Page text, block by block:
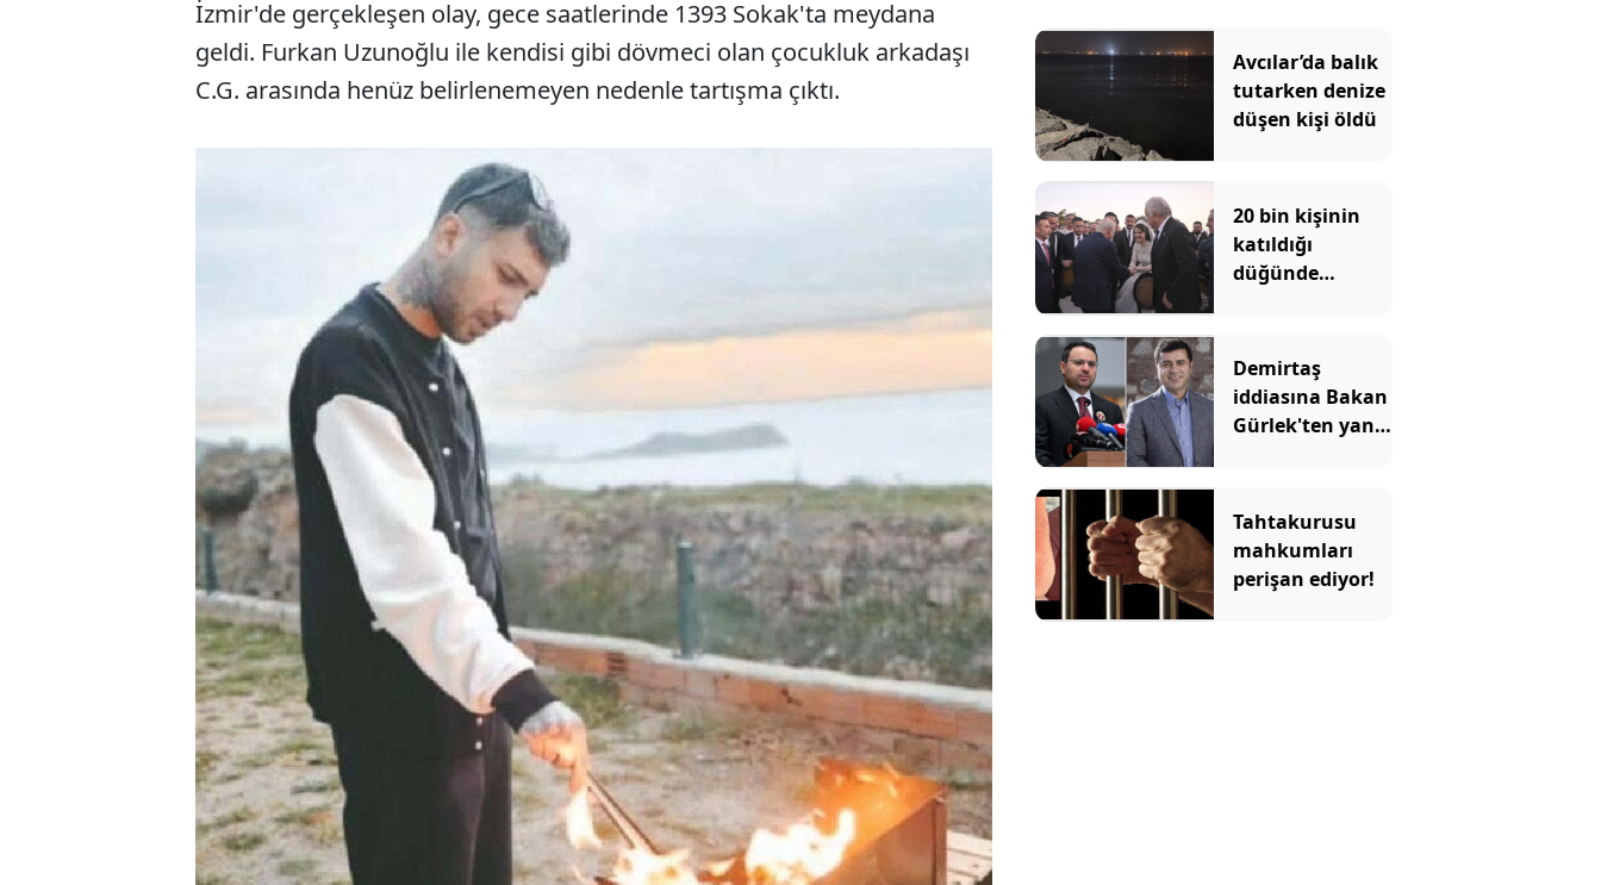
İzmir'de gerçekleşen olay, gece saatlerinde 1393 Sokak'ta meydana
geldi. Furkan Uzunoğlu ile kendisi gibi dövmeci olan çocukluk arkadaşı
C.G. arasında henüz belirlenemeyen nedenle tartışma çıktı.
Avcılar’da balık
tutarken denize
düşen kişi öldü
20 bin kişinin
katıldığı
düğünde
Demirtaş
iddiasına Bakan
Gürlek'ten yanıt
Tahtakurusu
mahkumları
perişan ediyor!